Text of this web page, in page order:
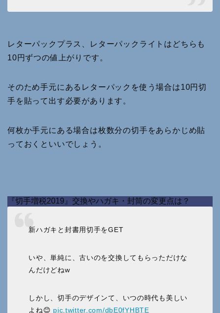
レターパックプラス、レターパックライトはどちらも
10円ずつの値上がりです。
そのため手元にあるレターパックを使う場合は10円切
手を貼って出す必要があります。
何枚か手元にある場合は枚数分の切手をあらかじめ貼
っておくといいでしょう。
『切手増税2019』交換やハガキ・封筒の変更点は？
新ハガキと封書用切手をGET
いや、単純に、古いのを交換してもらっただけな
んだけどねw
しかし、切手のデザインて、いつの時代も美しい
よね😊 pic.twitter.com/dbE0fYHBTE